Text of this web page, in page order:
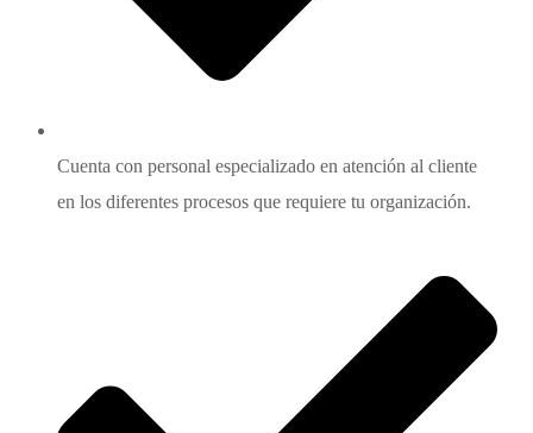
Cuenta con personal especializado en atención al cliente
en los diferentes procesos que requiere tu organización.